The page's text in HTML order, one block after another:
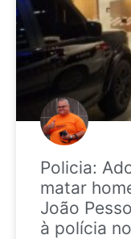
Policia:
matar
João
à polícia